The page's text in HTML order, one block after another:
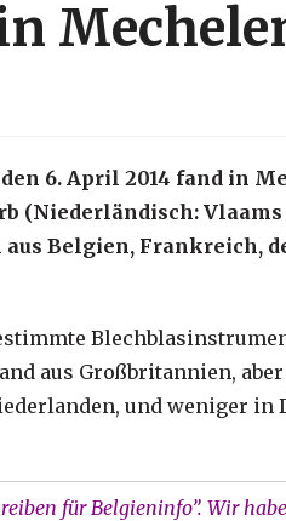
6. April 2014 fand in
(Niederländisch: Vlaams
Belgien, Frankreich,
aus Großbritannien,
und weniger in
für Belgieninfo”. Wir